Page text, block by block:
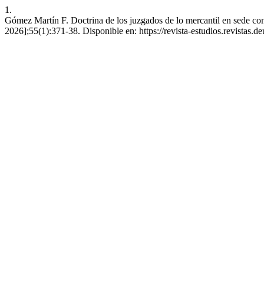
1.
Gómez Martín F. Doctrina de los juzgados de lo mercantil en sede
2026];55(1):371-38. Disponible en: https://revista-